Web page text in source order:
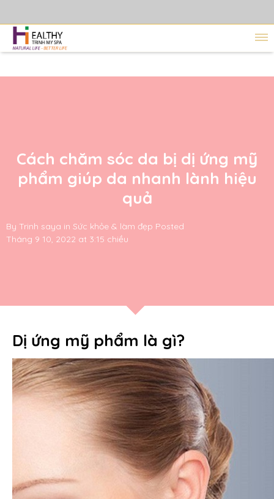
Cách chăm sóc da bị dị ứng mỹ
phẩm giúp da nhanh lành hiệu
quả
By Trinh saya in Sức khỏe & làm đẹp Posted
Tháng 9 10, 2022 at 3:15 chiều
Dị ứng mỹ phẩm là gì?